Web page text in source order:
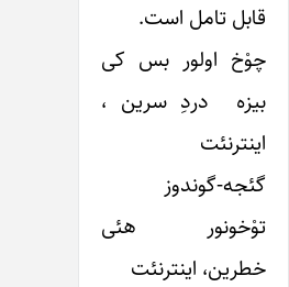
قابل تامل است.
چوْخ اولور بس کی
بیزه دردِ سرین ،
اینترنئت
گئجه-گوندوز
توْخونور هئی
خطرین، اینترنئت